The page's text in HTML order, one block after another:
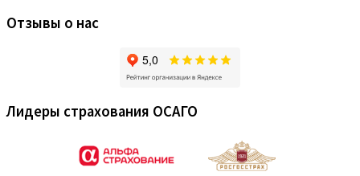
Отзывы о нас
Лидеры страхования ОСАГО